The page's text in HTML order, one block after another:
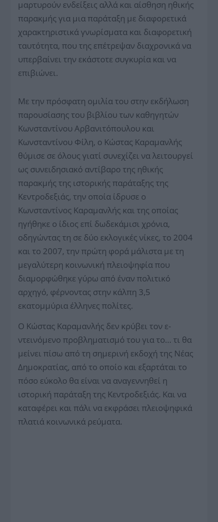
μαρτυρούν ενδείξεις αλλά και αίσθηση ηθικής
παρακμής για μια παράταξη με διαφορετικά
χαρακτηριστικά γνωρίσματα και διαφορετική
ταυτότητα, που της επέτρεψαν διαχρονικά να
υπερβαίνει την εκάστοτε συ­γκυρία και να
επιβιώνει.
Με την πρόσφατη ομιλία του στην εκδήλωση
παρουσίασης του βιβλίου των καθηγητών
Κωνσταντίνου Αρβανιτόπουλου και
Κωνσταντίνου Φίλη, ο Κώστας Καραμανλής
θύμισε σε όλους γιατί συνεχίζει να λειτουργεί
ως συνειδησιακό αντίβαρο της ηθικής
παρακμής της ιστορικής παράταξης της
Κεντροδεξιάς, την οποία ίδρυσε ο
Κωνσταντίνος Καραμανλής και της οποίας
ηγήθηκε ο ίδιος επί δωδεκάμισι χρόνια,
οδηγώντας τη σε δύο εκλογικές νίκες, το 2004
και το 2007, την πρώτη φορά μάλιστα με τη
μεγαλύτερη κοινωνική πλειοψηφία που
διαμορφώθηκε γύρω από έναν πολιτικό
αρχηγό, φέρνοντας στην κάλπη 3,5
εκατομμύρια έλληνες πολίτες.
Ο Κώστας Καραμανλής δεν κρύβει τον ε­
ντεινόμενο προβληματισμό του για το… τι θα
μείνει πίσω από τη σημερινή εκδοχή της Νέας
Δημοκρατίας, από το οποίο και εξαρτάται το
πόσο εύκολο θα είναι να αναγεννηθεί η
ιστορική παράταξη της Κεντροδεξιάς. Και να
καταφέρει και πάλι να εκφράσει πλειοψηφικά
πλατιά κοινωνικά ρεύματα.